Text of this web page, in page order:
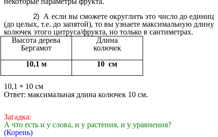
А если вы сможете округлить это число до единиц
(до целых, т.е. до запятой), то вы узнаете максимальную длину
колючек этого цитруса/фрукта, но только в сантиметрах.
Высота дерева
Бергамот
Длина
колючек
10,1 м
10 см
10,1 ≈ 10 см
Ответ: максимальная длина колючек 10 см.
Загадка:
А что есть и у слова, и у растения, и у уравнения?
(Корень)